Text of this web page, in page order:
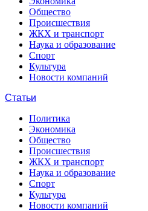
Общество
Происшествия
ЖКХ и транспорт
Наука и образование
Спорт
Культура
Новости компаний
Статьи
Политика
Экономика
Общество
Происшествия
ЖКХ и транспорт
Наука и образование
Спорт
Культура
Новости компаний